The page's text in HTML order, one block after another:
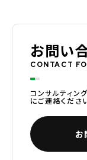
お問い
CONTACT
コンサルティン
にご連絡くださ
お